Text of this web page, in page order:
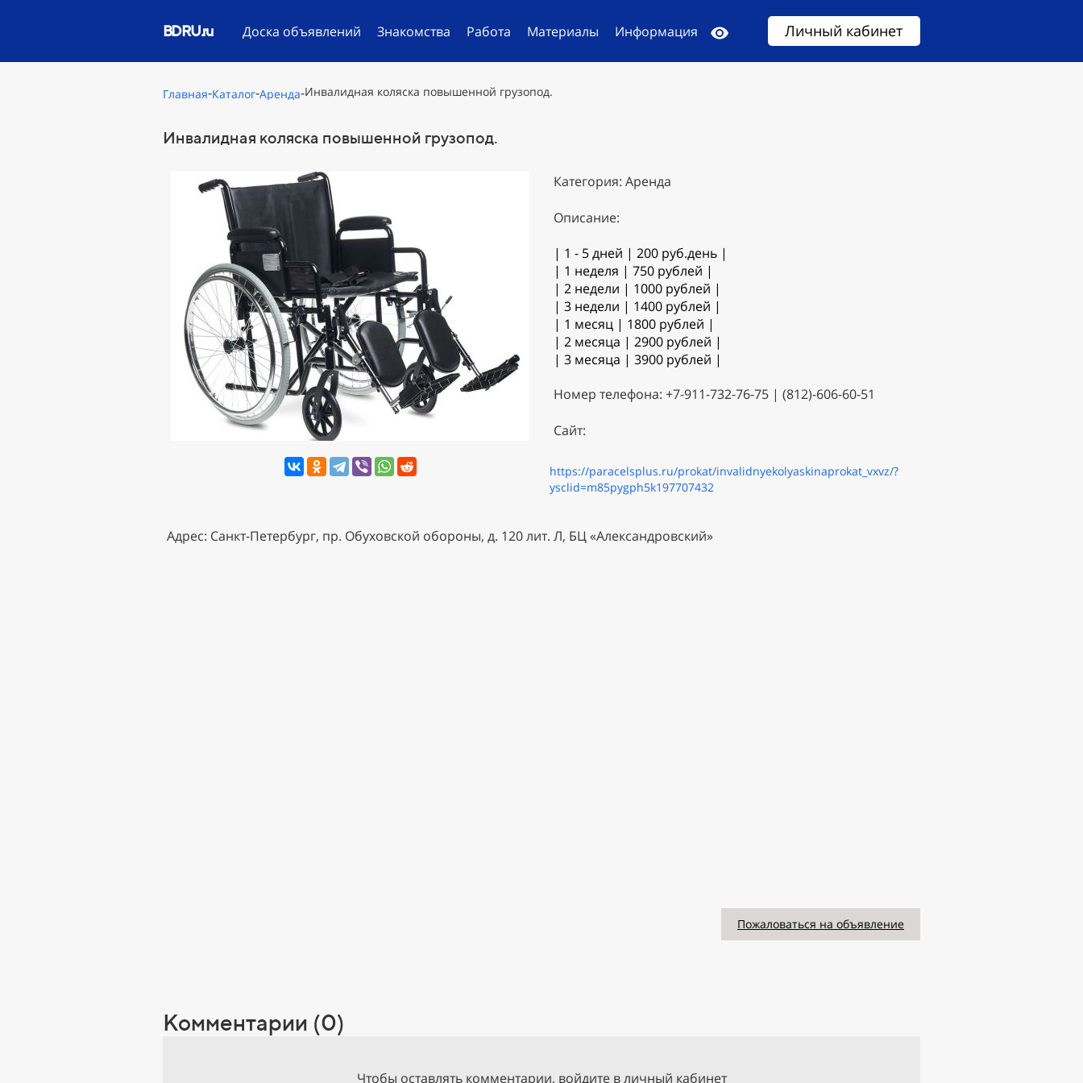
BDRU.ru Доска объявлений Знакомства Работа Материалы Информация Личный кабинет
Главная-Каталог-Аренда-Инвалидная коляска повышенной грузопод.
Инвалидная коляска повышенной грузопод.
Категория: Аренда
Описание:
| 1 - 5 дней | 200 руб.день |
| 1 неделя | 750 рублей |
| 2 недели | 1000 рублей |
| 3 недели | 1400 рублей |
| 1 месяц | 1800 рублей |
| 2 месяца | 2900 рублей |
| 3 месяца | 3900 рублей |
Номер телефона: +7-911-732-76-75 | (812)-606-60-51
Сайт:
https://paracelsplus.ru/prokat/invalidnyekolyaskinaprokat_vxvz/?
ysclid=m85pygph5k197707432
Адрес: Санкт-Петербург, пр. Обуховской обороны, д. 120 лит. Л, БЦ «Александровский»
Пожаловаться на объявление
Комментарии (0)
Чтобы оставлять комментарии, войдите в личный кабинет